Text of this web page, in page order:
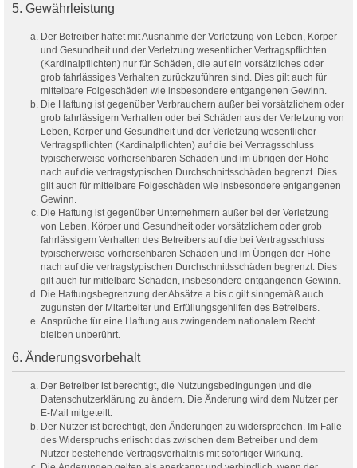
5. Gewährleistung
Der Betreiber haftet mit Ausnahme der Verletzung von Leben, Körper
und Gesundheit und der Verletzung wesentlicher Vertragspflichten
(Kardinalpflichten) nur für Schäden, die auf ein vorsätzliches oder
grob fahrlässiges Verhalten zurückzuführen sind. Dies gilt auch für
mittelbare Folgeschäden wie insbesondere entgangenen Gewinn.
Die Haftung ist gegenüber Verbrauchern außer bei vorsätzlichem oder
grob fahrlässigem Verhalten oder bei Schäden aus der Verletzung von
Leben, Körper und Gesundheit und der Verletzung wesentlicher
Vertragspflichten (Kardinalpflichten) auf die bei Vertragsschluss
typischerweise vorhersehbaren Schäden und im übrigen der Höhe
nach auf die vertragstypischen Durchschnittsschäden begrenzt. Dies
gilt auch für mittelbare Folgeschäden wie insbesondere entgangenen
Gewinn.
Die Haftung ist gegenüber Unternehmern außer bei der Verletzung
von Leben, Körper und Gesundheit oder vorsätzlichem oder grob
fahrlässigem Verhalten des Betreibers auf die bei Vertragsschluss
typischerweise vorhersehbaren Schäden und im Übrigen der Höhe
nach auf die vertragstypischen Durchschnittsschäden begrenzt. Dies
gilt auch für mittelbare Schäden, insbesondere entgangenen Gewinn.
Die Haftungsbegrenzung der Absätze a bis c gilt sinngemäß auch
zugunsten der Mitarbeiter und Erfüllungsgehilfen des Betreibers.
Ansprüche für eine Haftung aus zwingendem nationalem Recht
bleiben unberührt.
6. Änderungsvorbehalt
Der Betreiber ist berechtigt, die Nutzungsbedingungen und die
Datenschutzerklärung zu ändern. Die Änderung wird dem Nutzer per
E-Mail mitgeteilt.
Der Nutzer ist berechtigt, den Änderungen zu widersprechen. Im Falle
des Widerspruchs erlischt das zwischen dem Betreiber und dem
Nutzer bestehende Vertragsverhältnis mit sofortiger Wirkung.